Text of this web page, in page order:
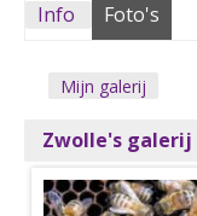
Info Foto's
Mijn galerij
Zwolle's galerij